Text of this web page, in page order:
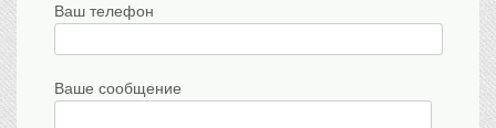
Ваш телефон
Ваше сообщение